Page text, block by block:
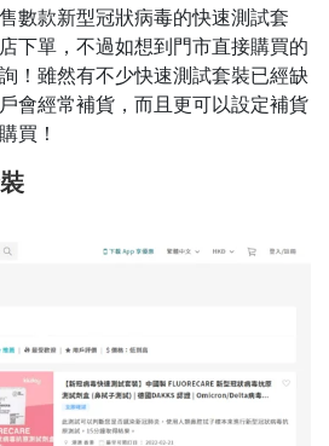
數款新型冠狀病毒的快速測試套
下單，不過如想到門市直接購買的
！雖然有不少快速測試套裝已經缺
會經常補貨，而且更可以設定補貨
買！